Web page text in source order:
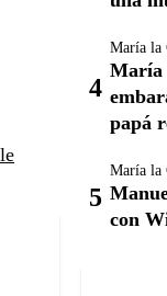
María la
María
papá
María la
con